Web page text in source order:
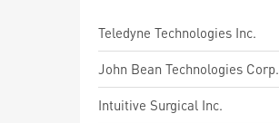
Teledyne Technologies Inc.
John Bean Technologies Corp.
Intuitive Surgical Inc.